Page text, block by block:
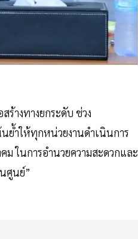
ร้างทางยกระดับ ช่วง
ย้ำให้ทุกหน่วยงานดำเนินการ
ในการอำนวยความสะดวกและ
ศูนย์”